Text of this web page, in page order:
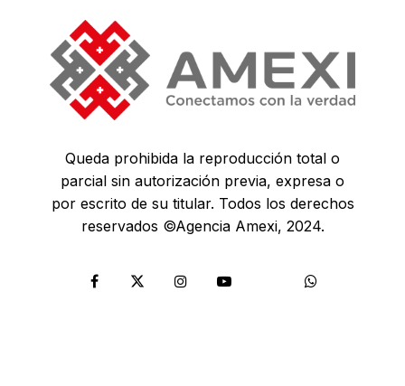
Queda prohibida la reproducción total o
parcial sin autorización previa, expresa o
por escrito de su titular. Todos los derechos
reservados ©Agencia Amexi, 2024.